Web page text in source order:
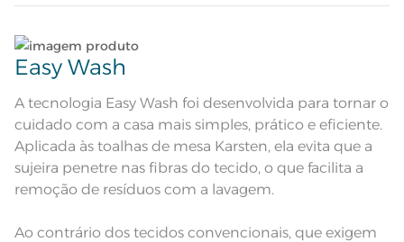
todo o corpo
Composição
Tamanho
Cor Branco
Itens Inclusos 1 Toalha de Mesa
Lave tipos de tecidos distintos separadamente;
Não lave cores claras e cores escuras no mesmo
ciclo;
No caso de derramamento acidental de líquidos,
condimentos ou molhos sobre o tecido, limpe
imediatamente utilizando um pano umedecido
em água sem comprimir ou friccionar a sujeira
Easy Wash
A tecnologia Easy Wash foi desenvolvida para tornar o
cuidado com a casa mais simples, prático e eficiente.
Aplicada às toalhas de mesa Karsten, ela evita que a
sujeira penetre nas fibras do tecido, o que facilita a
remoção de resíduos com a lavagem.
Ao contrário dos tecidos convencionais, que exigem